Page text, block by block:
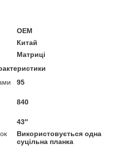
OEM
Китай
Матриці
95
840
43″
Використовується одна
суцільна планка